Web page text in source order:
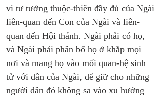
vì tư tưởng thuộc-thiên đầy đủ của Ngài
liên-quan đến Con của Ngài và liên-
quan đến Hội thánh. Ngài phải có họ,
và Ngài phải phân bổ họ ở khắp mọi
nơi và mang họ vào mối quan-hệ sinh
tử với dân của Ngài, để giữ cho những
người dân đó không sa vào xu hướng